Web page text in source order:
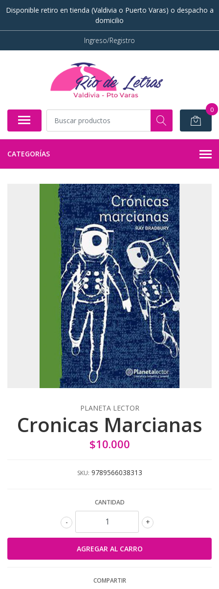
Disponible retiro en tienda (Valdivia o Puerto Varas) o despacho a
domicilio
Ingreso/Registro
0
CATEGORÍAS
PLANETA LECTOR
Cronicas Marcianas
$10.000
SKU: 9789566038313
CANTIDAD
+
-
COMPARTIR